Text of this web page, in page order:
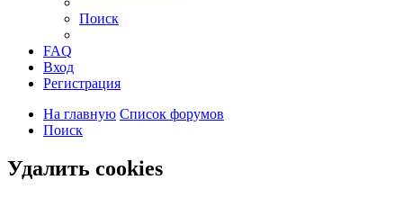
Поиск
FAQ
Вход
Регистрация
На главную Список форумов
Поиск
Удалить cookies